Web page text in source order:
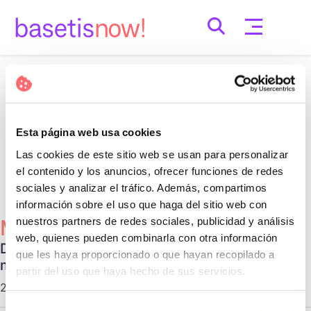
Esta página web usa cookies
Las cookies de este sitio web se usan para personalizar
el contenido y los anuncios, ofrecer funciones de redes
sociales y analizar el tráfico. Además, compartimos
información sobre el uso que haga del sitio web con
nuestros partners de redes sociales, publicidad y análisis
web, quienes pueden combinarla con otra información
que les haya proporcionado o que hayan recopilado a
partir del uso que haya hecho de sus servicios.
Selección
Nothing Found
Perhaps searching can help.
Cerca:
Més Populars
Diferentes tipos de relaciones no
monogámicas
29 d'octubre de 2020 |Communication